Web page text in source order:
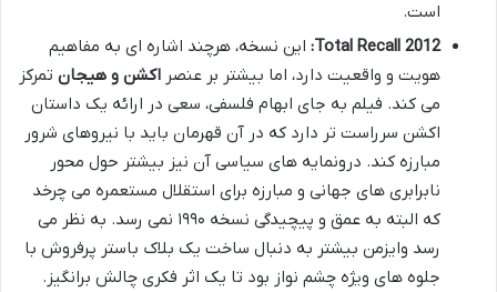
است.
Total Recall 2012: این نسخه، هرچند اشاره ای به مفاهیم
هویت و واقعیت دارد، اما بیشتر بر عنصر اکشن و هیجان تمرکز
می کند. فیلم به جای ابهام فلسفی، سعی در ارائه یک داستان
اکشن سرراست تر دارد که در آن قهرمان باید با نیروهای شرور
مبارزه کند. درونمایه های سیاسی آن نیز بیشتر حول محور
نابرابری های جهانی و مبارزه برای استقلال مستعمره می چرخد
که البته به عمق و پیچیدگی نسخه ۱۹۹۰ نمی رسد. به نظر می
رسد وایزمن بیشتر به دنبال ساخت یک بلاک باستر پرفروش با
جلوه های ویژه چشم نواز بود تا یک اثر فکری چالش برانگیز.